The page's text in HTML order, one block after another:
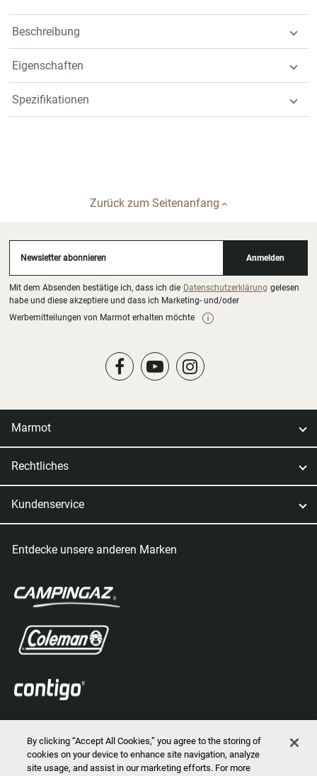
Beschreibung
Eigenschaften
Spezifikationen
Zurück zum Seitenanfang
Newsletter abonnieren Anmelden
Mit dem Absenden bestätige ich, dass ich die Datenschutzerklärung gelesen
habe und diese akzeptiere und dass ich Marketing- und/oder
Werbemitteilungen von Marmot erhalten möchte
Marmot
Rechtliches
Kundenservice
Entdecke unsere anderen Marken
By clicking “Accept All Cookies,” you agree to the storing of
cookies on your device to enhance site navigation, analyze
site usage, and assist in our marketing efforts. For more